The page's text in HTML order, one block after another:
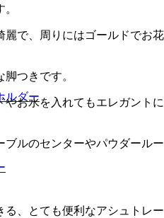
ルダー
麗で、周りにはゴールドでお花
つきです。
お水を入れてもエレガントに
ブルのセンターやパウダールー
る、とても便利なアシュトレー